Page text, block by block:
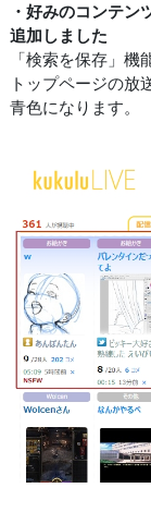
・好みのコンテン
追加しました
「検索を保存」機
トップページの放
青色になります。